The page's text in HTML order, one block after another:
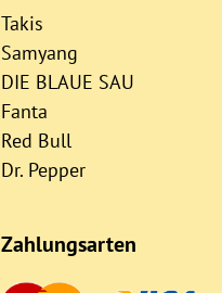
Takis
Samyang
DIE BLAUE SAU
Fanta
Red Bull
Dr. Pepper
Zahlungsarten